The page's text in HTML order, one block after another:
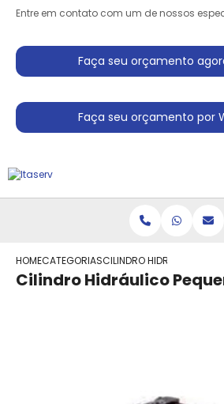
Entre em contato com um de nossos
Faça seu orçamento
Faça seu orçamento por
HOMECATEGORIASCILINDRO HIDRAULICO
Cilindro Hidráulico